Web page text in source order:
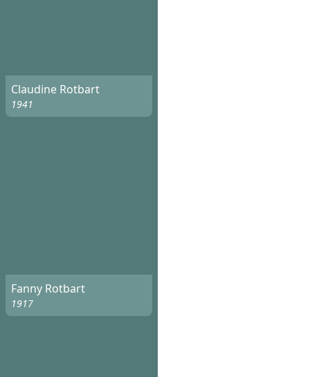
Claudine Rotbart
1941
Fanny Rotbart
1917